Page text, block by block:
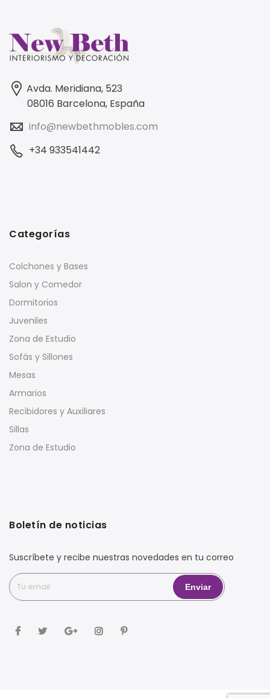
Avda. Meridiana, 523
08016 Barcelona, España
info@newbethmobles.com
+34 933541442
Categorías
Colchones y Bases
Salon y Comedor
Dormitorios
Juveniles
Zona de Estudio
Sofás y Sillones
Mesas
Armarios
Recibidores y Auxiliares
Sillas
Zona de Estudio
Boletín de noticias
Suscríbete y recibe nuestras novedades en tu correo